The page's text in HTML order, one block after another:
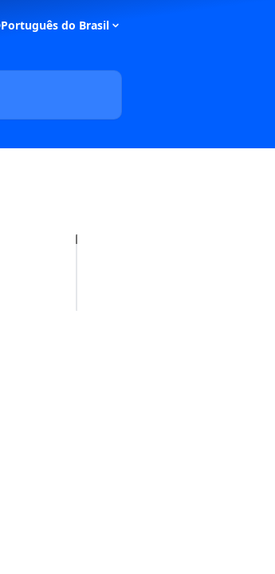
Português do Brasil